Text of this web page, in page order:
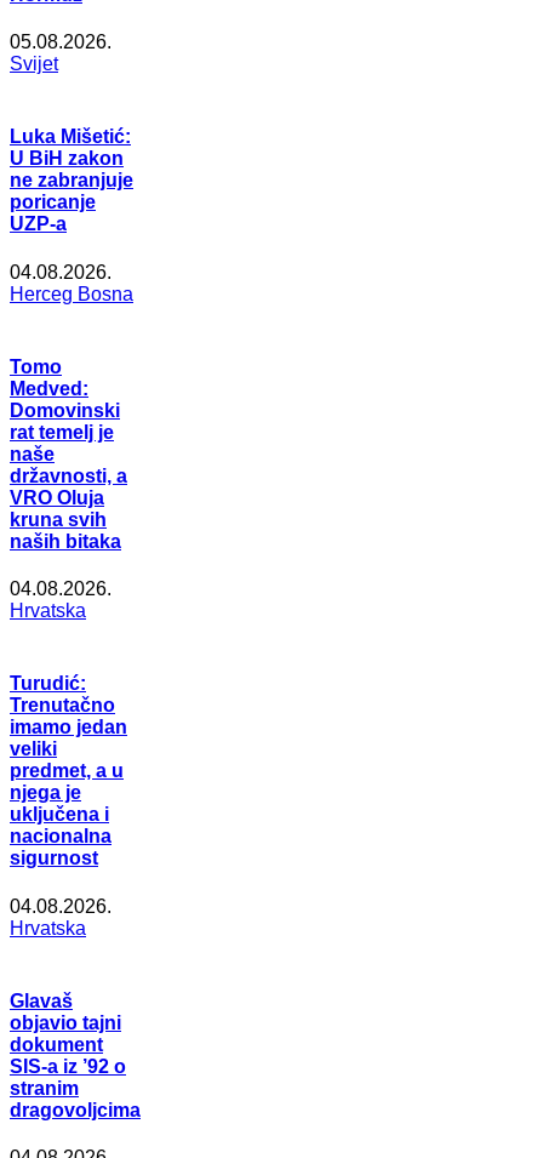
05.08.2026.
Svijet
Luka Mišetić:
U BiH zakon
ne zabranjuje
poricanje
UZP-a
04.08.2026.
Herceg Bosna
Tomo
Medved:
Domovinski
rat temelj je
naše
državnosti, a
VRO Oluja
kruna svih
naših bitaka
04.08.2026.
Hrvatska
Turudić:
Trenutačno
imamo jedan
veliki
predmet, a u
njega je
uključena i
nacionalna
sigurnost
04.08.2026.
Hrvatska
Glavaš
objavio tajni
dokument
SIS-a iz ’92 o
stranim
dragovoljcima